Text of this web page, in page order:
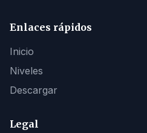
Enlaces rápidos
Inicio
Niveles
Descargar
Legal